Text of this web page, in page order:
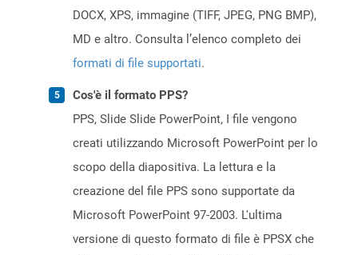
DOCX, XPS, immagine (TIFF, JPEG, PNG BMP),
MD e altro. Consulta l’elenco completo dei
formati di file supportati.
Cos'è il formato PPS?
PPS, Slide Slide PowerPoint, I file vengono
creati utilizzando Microsoft PowerPoint per lo
scopo della diapositiva. La lettura e la
creazione del file PPS sono supportate da
Microsoft PowerPoint 97-2003. L'ultima
versione di questo formato di file è PPSX che